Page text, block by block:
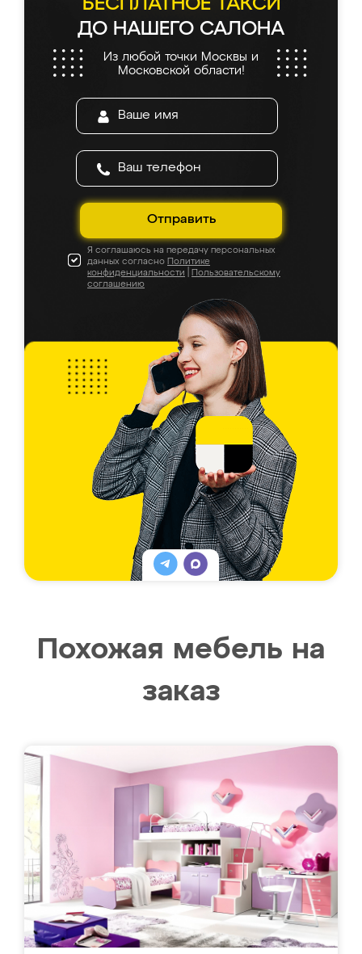
БЕСПЛАТНОЕ ТАКСИ
ДО НАШЕГО САЛОНА
Из любой точки Москвы и
Московской области!
Отправить
Я соглашаюсь на передачу персональных
данных согласно Политике
конфиденциальности
Пользовательскому
соглашению
Похожая мебель на
заказ